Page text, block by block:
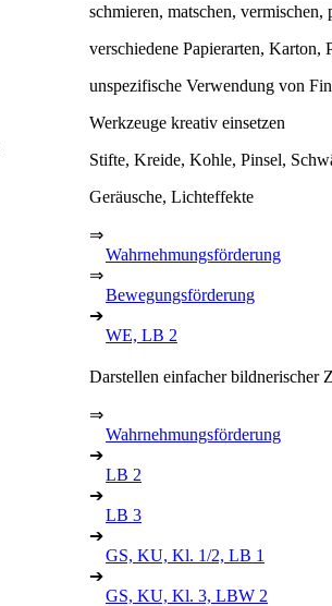
schmieren, matschen,
verschiedene Papierarten, Karton,
unspezifische Verwendung von
Werkzeuge kreativ einsetzen
Stifte, Kreide, Kohle, Pinsel,
Geräusche, Lichteffekte
⇒
Wahrnehmungsförderung
⇒
Bewegungsförderung
➔
WE, LB 2
Darstellen einfacher bildnerischer
⇒
Wahrnehmungsförderung
➔
LB 2
➔
LB 3
➔
GS, KU, Kl. 1/2, LB 1
➔
GS, KU, Kl. 3, LBW 2